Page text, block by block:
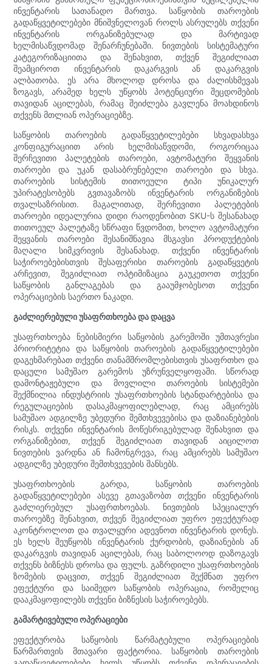
ინვენტარის სათანადო მართვა. საწყობის თაროების
გადაწყვეტილებები მნიშვნელოვან როლს ასრულებს თქვენი
ინვენტარის ორგანიზებულად და მარტივად
ხელმისაწვდომად შენარჩუნებაში. ნივთების სისტემატური
კატეგორიზაციითა და შენახვით, თქვენ შეგიძლიათ
შეამციროთ ინვენტარის დაკარგვის ან დაკარგვის
ალბათობა. ეს არა მხოლოდ დროსა და ძალისხმევას
ზოგავს, არამედ ხელს უწყობს პოტენციური შეცდომების
თავიდან აცილებას, რამაც შეიძლება გავლენა მოახდინოს
თქვენს მთლიან ოპერაციებზე.
საწყობის თაროების გადაწყვეტილებები სხვადასხვა
კონფიგურაციით არის ხელმისაწვდომი, როგორიცაა
შერჩევითი პალეტების თაროები, ავტომატური შეყვანის
თაროები და უკან დასაბრუნებელი თაროები და სხვა.
თაროების სისტემის თითოეული ტიპი უნიკალურ
უპირატესობებს გვთავაზობს ინვენტარის ორგანიზების
თვალსაზრისით. მაგალითად, შერჩევითი პალეტების
თაროები იდეალურია დიდი რაოდენობით SKU-ს შესანახად
თითოეულ პალეტაზე სწრაფი წვდომით, ხოლო ავტომატური
შეყვანის თაროები შესანიშნავია მსგავსი პროდუქტების
მაღალი სიმკვრივის შესანახად. თქვენი ინვენტარის
საჭიროებებისთვის შესაფერისი თაროების გადაწყვეტის
არჩევით, შეგიძლიათ ოპტიმიზაცია გაუკეთოთ თქვენი
საწყობის განლაგებას და გააუმჯობესოთ თქვენი
ოპერაციების საერთო ნაკადი.
გაძლიერებული უსაფრთხოება და დაცვა
უსაფრთხოება ნებისმიერი საწყობის გარემოში უმთავრესი
პრიორიტეტია და საწყობის თაროების გადაწყვეტილებები
დაგეხმარებათ თქვენი თანამშრომლებისთვის უსაფრთხო და
დაცული სამუშაო გარემოს უზრუნველყოფაში. სწორად
დამონტაჟებული და მოვლილი თაროების სისტემები
შექმნილია ინდუსტრიის უსაფრთხოების სტანდარტებისა და
რეგულაციების დასაკმაყოფილებლად, რაც ამცირებს
სამუშაო ადგილზე უბედური შემთხვევებისა და დაზიანებების
რისკს. თქვენი ინვენტარის მოწესრიგებულად შენახვით და
ორგანიზებით, თქვენ შეგიძლიათ თავიდან აიცილოთ
ნივთების ვარდნა ან ჩამონგრევა, რაც ამცირებს სამუშაო
ადგილზე უბედური შემთხვევების შანსებს.
უსაფრთხოების გარდა, საწყობის თაროების
გადაწყვეტილებები ასევე გთავაზობთ თქვენი ინვენტარის
გაძლიერებულ უსაფრთხოებას. ნივთების სპეციალურ
თაროებზე შენახვით, თქვენ შეგიძლიათ უფრო ეფექტურად
აკონტროლოთ და თვალყური ადევნოთ ინვენტარის დონეს.
ეს ხელს შეუწყობს ინვენტარის ქურდობის, დაზიანების ან
დაკარგვის თავიდან აცილებას, რაც საბოლოოდ დაზოგავს
თქვენს ბიზნესს დროსა და ფულს. გაზრდილი უსაფრთხოების
ზომების დაცვით, თქვენ შეგიძლიათ შექმნათ უფრო
ეფექტური და საიმედო საწყობის ოპერაცია, რომელიც
დააკმაყოფილებს თქვენი ბიზნესის საჭიროებებს.
გამარტივებული ოპერაციები
ეფექტურობა საწყობის წარმატებული ოპერაციების
წარმართვის მთავარი ფაქტორია. საწყობის თაროების